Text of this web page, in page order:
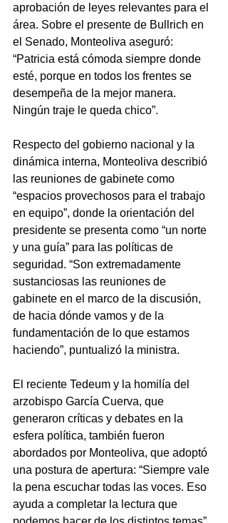
aprobación de leyes relevantes para el
área. Sobre el presente de Bullrich en
el Senado, Monteoliva aseguró:
“Patricia está cómoda siempre donde
esté, porque en todos los frentes se
desempeña de la mejor manera.
Ningún traje le queda chico”.
Respecto del gobierno nacional y la
dinámica interna, Monteoliva describió
las reuniones de gabinete como
“espacios provechosos para el trabajo
en equipo”, donde la orientación del
presidente se presenta como “un norte
y una guía” para las políticas de
seguridad. “Son extremadamente
sustanciosas las reuniones de
gabinete en el marco de la discusión,
de hacia dónde vamos y de la
fundamentación de lo que estamos
haciendo”, puntualizó la ministra.
El reciente Tedeum y la homilía del
arzobispo García Cuerva, que
generaron críticas y debates en la
esfera política, también fueron
abordados por Monteoliva, que adoptó
una postura de apertura: “Siempre vale
la pena escuchar todas las voces. Eso
ayuda a completar la lectura que